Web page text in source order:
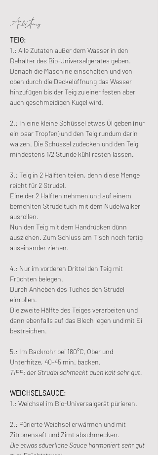
Anleitung:
TEIG:
1.: Alle Zutaten außer dem Wasser in den
Behälter des Bio-Universalgerätes geben.
Danach die Maschine einschalten und von
oben durch die Deckelöffnung das Wasser
hinzufügen bis der Teig zu einer festen aber
auch geschmeidigen Kugel wird.
2.: In eine kleine Schüssel etwas Öl geben (nur
ein paar Tropfen) und den Teig rundum darin
wälzen. Die Schüssel zudecken und den Teig
mindestens 1/2 Stunde kühl rasten lassen.
3.: Teig in 2 Hälften teilen, denn diese Menge
reicht für 2 Strudel.
Eine der 2 Hälften nehmen und auf einem
bemehlten Strudeltuch mit dem Nudelwalker
ausrollen.
Nun den Teig mit dem Handrücken dünn
ausziehen. Zum Schluss am Tisch noch fertig
auseinander ziehen.
4.: Nur im vorderen Drittel den Teig mit
Früchten belegen.
Durch Anheben des Tuches den Strudel
einrollen.
Die zweite Hälfte des Teiges verarbeiten und
dann ebenfalls auf das Blech legen und mit Ei
bestreichen.
5.: Im Backrohr bei 180°C, Ober und
Unterhitze, 40-45 min. backen.
TIPP: der Strudel schmeckt auch kalt sehr gut.
WEICHSELSAUCE:
1.: Weichsel im Bio-Universalgerät pürieren.
2.: Pürierte Weichsel erwärmen und mit
Zitronensaft und Zimt abschmecken.
Die etwas säuerliche Sauce harmoniert sehr gut